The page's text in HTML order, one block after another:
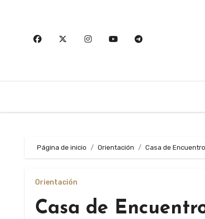
contenido
Página de inicio Orientación Casa de
Orientación
Casa de